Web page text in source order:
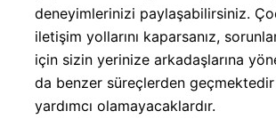
deneyimlerinizi paylaşabilirsiniz.
iletişim yollarını kaparsanız,
için sizin yerinize arkadaşlarına
da benzer süreçlerden
yardımcı olamayacaklardır.